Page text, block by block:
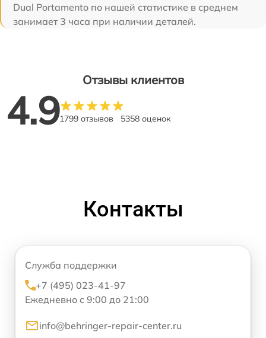
Dual Portamento по нашей статистике в среднем
занимает 3 часа при наличии деталей.
Отзывы клиентов
4.91799 отзывов 5358 оценок
Контакты
Служба поддержки
+7 (495) 023-41-97
Ежедневно с 9:00 до 21:00
info@behringer-repair-center.ru